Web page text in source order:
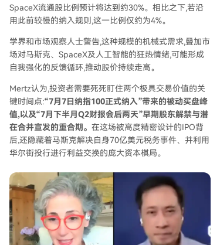
SpaceX流通股比例预计将达到约30%。相比之下,若沿
用此前较慢的纳入规则,这一比例仅约为4%。
学界和市场观察人士警告,这种规模的机械式需求,叠加市
场对马斯克、SpaceX及人工智能的狂热情绪,可能形成
自我强化的反馈循环,推动股价持续走高。
Mertz认为,投资者需要死死盯住两个极具交易价值的关
键时间点:“7月7日纳指100正式纳入”带来的被动买盘峰
值,以及“7月下半月Q2财报会后两天”早期股东解禁与潜
在合并宣发的重合期。 在这场被高度精密设计的IPO背
后,还隐藏着马斯克解决自身70亿美元税务事件、并利用
华尔街投行进行利益交换的庞大资本棋局。